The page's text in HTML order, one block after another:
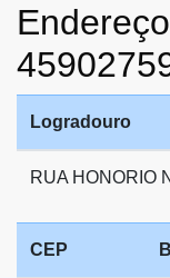
Logradouro
RUA HONORIO
CEP